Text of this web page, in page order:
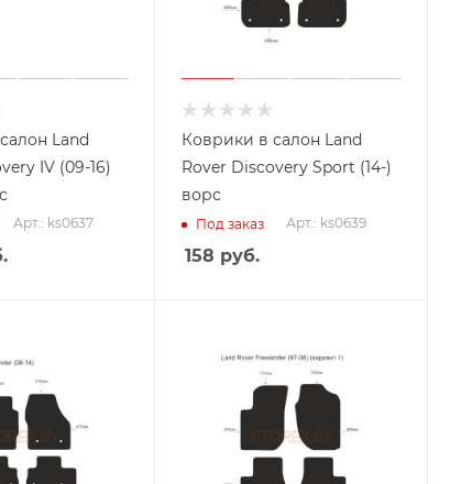
Land
(09-16)
Арт.: ks0637
Коврики в салон Land
Rover Discovery Sport (14-)
ворс
Под заказ Арт.: ks0639
158 руб.